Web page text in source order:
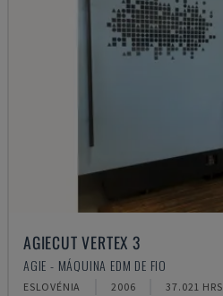
AGIECUT VERTEX 3
AGIE - MÁQUINA EDM DE FIO
ESLOVÉNIA 2006 37.021 HRS